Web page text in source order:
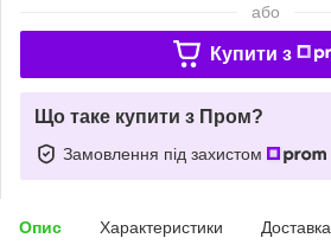
або
Купити з
Що таке купити з Пром?
Замовлення під захистом
Опис Характеристики Доставка